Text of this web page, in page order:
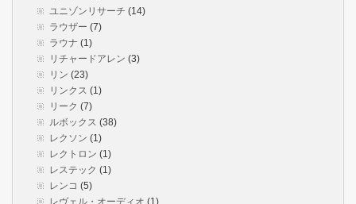
ユニゾンリサーチ (14)
ラウザー (7)
ラウナ (1)
リチャードアレン (3)
リン (23)
リンクス (1)
リーク (7)
ルボックス (38)
レクソン (1)
レクトロン (1)
レステック (1)
レンコ (5)
レヴェル・オーディオ (1)